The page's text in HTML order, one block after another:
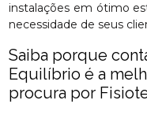
instalações em ótimo
necessidade de seus
Saiba porque
Equilíbrio é a
procura por